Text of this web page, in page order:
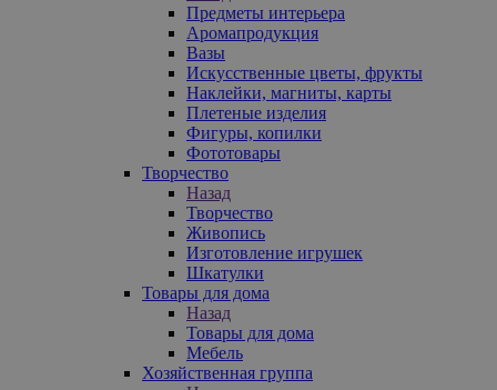
Предметы интерьера
Аромапродукция
Вазы
Искусственные цветы, фрукты
Наклейки, магниты, карты
Плетеные изделия
Фигуры, копилки
Фототовары
Творчество
Назад
Творчество
Живопись
Изготовление игрушек
Шкатулки
Товары для дома
Назад
Товары для дома
Мебель
Хозяйственная группа